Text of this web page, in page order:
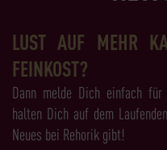
LUST AUF MEHR
FEINKOST?
Dann melde Dich einfach
halten Dich auf dem
Neues bei Rehorik gibt!